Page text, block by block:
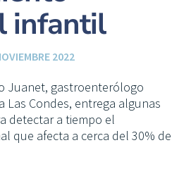
infantil
2022
Juanet, gastroenterólogo
Las Condes, entrega algunas
detectar a tiempo el
que afecta a cerca del 30% de